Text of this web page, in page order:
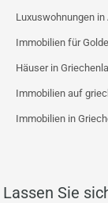
Luxuswohnungen in
Immobilien für
Häuser in
Immobilien auf
Immobilien in
Lassen Sie